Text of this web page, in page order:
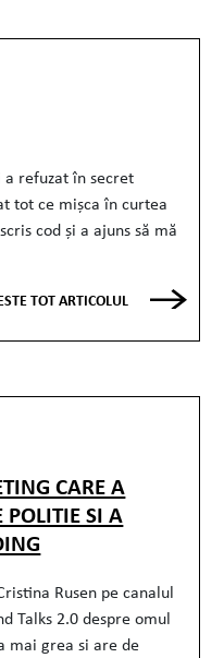
a refuzat în secret
tot ce mișca în curtea
cod și a ajuns să mă
TOT ARTICOLUL
CARE A
POLITIE SI A
Rusen pe canalul
Talks 2.0 despre omul
mai grea si are de